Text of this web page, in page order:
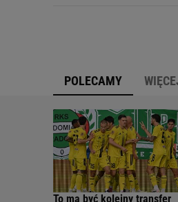
POLECAMY
To ma być kolejny transfer